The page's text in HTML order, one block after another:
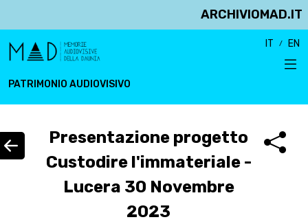
ARCHIVIOMAD.IT
PATRIMONIO AUDIOVISIVO
IT EN
Presentazione progetto
Custodire l'immateriale -
Lucera 30 Novembre
2023